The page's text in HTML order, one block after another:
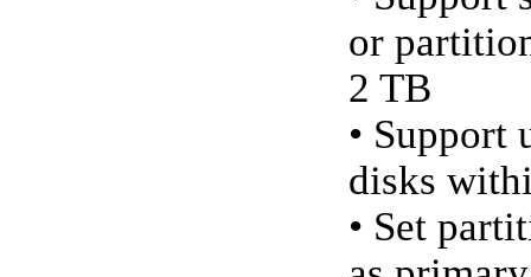
or
2 TB
• Support
disks
• Set